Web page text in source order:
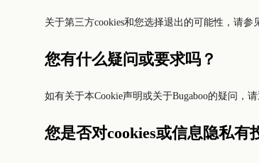
关于第三方cookies和您选择退出的可能性，请参
您有什么疑问或要求吗？
如有关于本Cookie声明或关于Bugaboo的疑问，
您是否对cookies或信息隐私有